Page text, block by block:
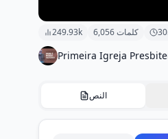
249.93k 6,056كلمات 30
Primeira Igreja
النص